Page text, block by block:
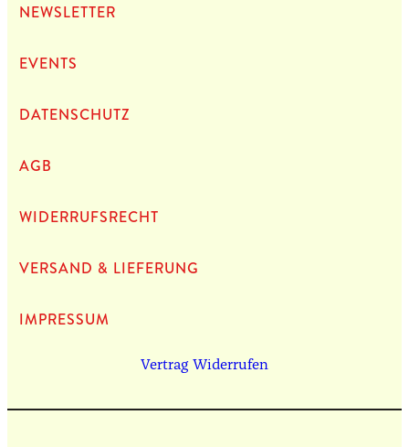
NEWS­LET­TER
EVENTS
DATEN­SCHUTZ
AGB
WIDERRUFSRECHT
VERSAND & LIEFERUNG
IMPRES­SUM
Vertrag Widerrufen